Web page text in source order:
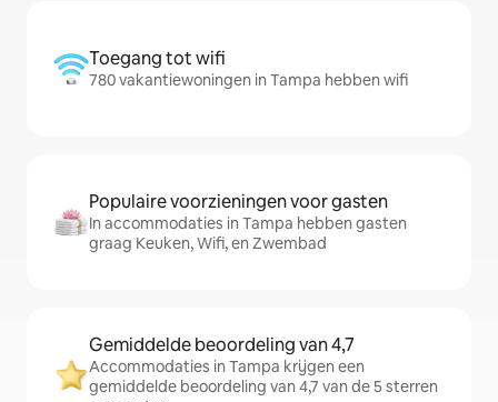
Toegang tot wifi
780 vakantiewoningen in Tampa hebben wifi
Populaire voorzieningen voor gasten
In accommodaties in Tampa hebben gasten
graag Keuken, Wifi, en Zwembad
Gemiddelde beoordeling van 4,7
Accommodaties in Tampa krijgen een
gemiddelde beoordeling van 4,7 van de 5 sterren